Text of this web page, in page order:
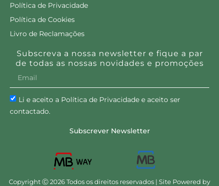
Política de Privacidade
Política de Cookies
Livro de Reclamações
Subscreva a nossa newsletter e fique a par
de todas as nossas novidades e promoções
Li e aceito a Política de Privacidade e aceito ser
contactado.
Subscrever Newsletter
Copyright Ⓒ 2026 Todos os direitos reservados | Site Powered by